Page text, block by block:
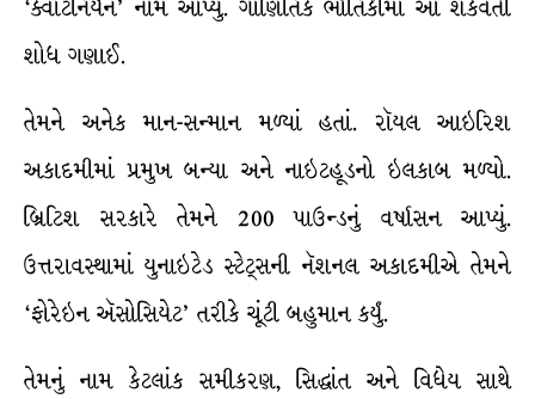
‘ક્વાટનિર્યન’ નામ આપ્યું. ગાણિતિક ભૌતિકીમાં આ શકવર્તી
શોધ ગણાઈ.
તેમને અનેક માન-સન્માન મળ્યાં હતાં. રૉયલ આઇરિશ
અકાદમીમાં પ્રમુખ બન્યા અને નાઇટહૂડનો ઇલકાબ મળ્યો.
બ્રિટિશ સરકારે તેમને 200 પાઉન્ડનું વર્ષાસન આપ્યું.
ઉત્તરાવસ્થામાં યુનાઇટેડ સ્ટેટ્સની નૅશનલ અકાદમીએ તેમને
‘ફોરેઇન ઍસોસિયેટ’ તરીકે ચૂંટી બહુમાન કર્યું.
તેમનું નામ કેટલાંક સમીકરણ, સિદ્ધાંત અને વિધેય સાથે